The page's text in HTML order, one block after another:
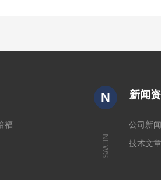
福
N
NEWS
新闻
公司新
技术文